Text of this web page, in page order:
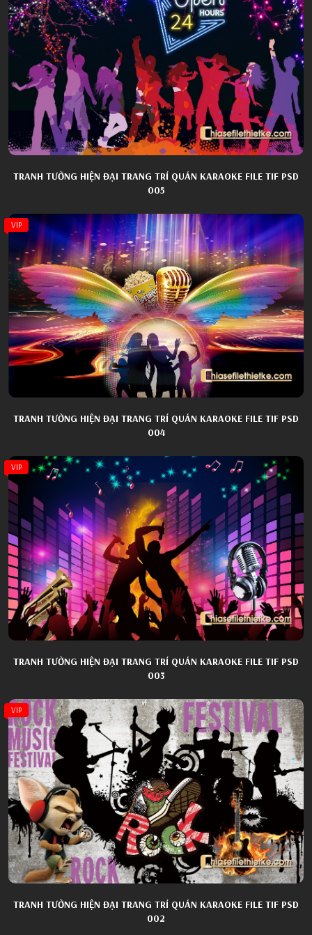
TRANH TƯỜNG HIỆN ĐẠI TRANG TRÍ QUÁN KARAOKE FILE TIF PSD
005
VIP
TRANH TƯỜNG HIỆN ĐẠI TRANG TRÍ QUÁN KARAOKE FILE TIF PSD
004
VIP
TRANH TƯỜNG HIỆN ĐẠI TRANG TRÍ QUÁN KARAOKE FILE TIF PSD
003
VIP
TRANH TƯỜNG HIỆN ĐẠI TRANG TRÍ QUÁN KARAOKE FILE TIF PSD
002